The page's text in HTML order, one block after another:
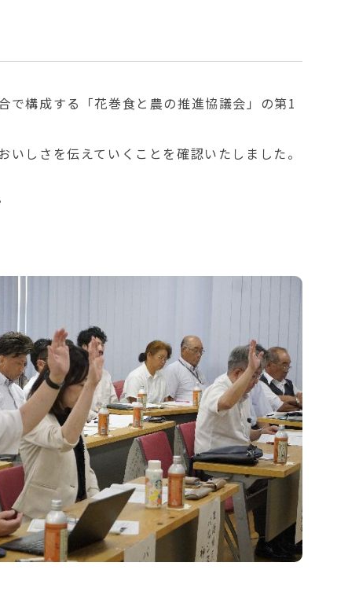
で構成する「花巻食と農の推進協議会」の第1
しさを伝えていくことを確認いたしました。